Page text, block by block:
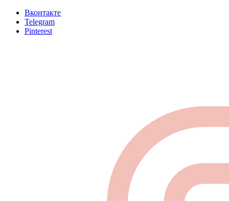
Вконтакте
Telegram
Pinterest